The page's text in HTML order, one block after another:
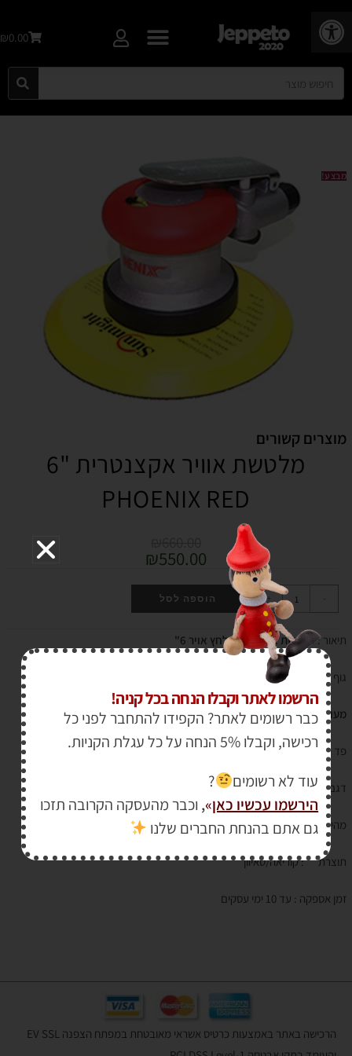
פתח סרגל נגישות
₪0.00
מבצע!
מוצרים קשורים
מלטשת אוויר אקצנטרית "6
PHOENIX RED
₪550.00
+ הוספה לסל
תיאור : מלטשת אקצנטרית לחץ אויר 6"
גוף אלומיניום איכותי, לוח הפעלה רחב עשוי מתכת , non vacuum, fx65
מעולה לנגרים
פד משטח :SUN MIGHT
דגם :
מהירות : 12,000 סל"ד
תוצרת : קוריאה/טאיוון
זמן אספקה : עד 10 ימי עסקים
הרכישה באתר באמצעות כרטיס אשראי מאובטחת במפתח הצפנה EV SSL
הרשמו לאתר וקבלו הנחה בכל קניה!
כבר רשומים לאתר? הקפידו להתחבר לפני כל
רכישה, וקבלו 5% הנחה על כל עגלת הקניות.
עוד לא רשומים
?
הירשמו עכשיו כאן»
, וכבר מהעסקה הקרובה תזכו
גם אתם בהנחת החברים שלנו